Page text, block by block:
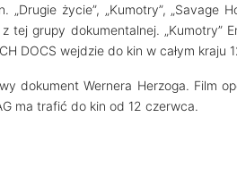
życie”, „Kumotry”, „Savage
tej grupy dokumentalnej. „Kumotry”
DOCS wejdzie do kin w całym kraju
dokument Wernera Herzoga. Film
ma trafić do kin od 12 czerwca.